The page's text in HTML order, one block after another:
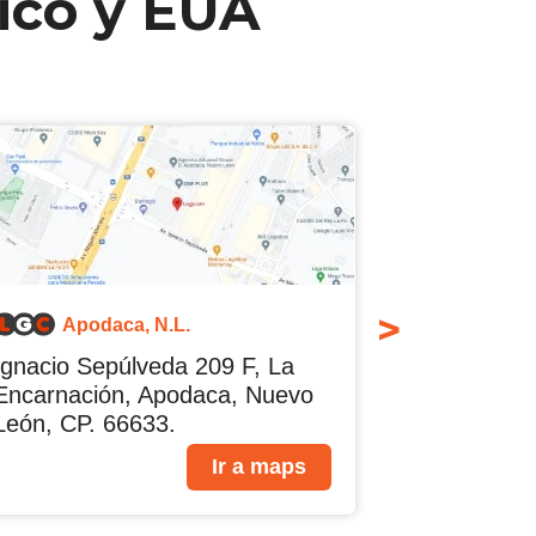
Apodaca, N.L.
Sepúlveda 209 F, La
Apodaca, Nuevo
CP. 66633.
Ir a maps
>